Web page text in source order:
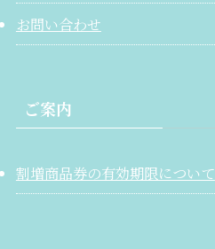
お問い合わせ
ご案内
割増商品券の有効期限について